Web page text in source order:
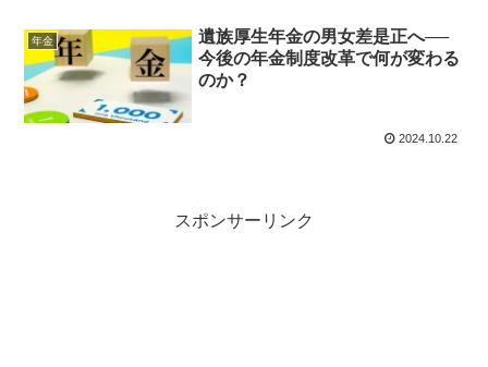
年金
遺族厚生年金の男女差是正へ──
今後の年金制度改革で何が変わる
のか？
2024.10.22
スポンサーリンク